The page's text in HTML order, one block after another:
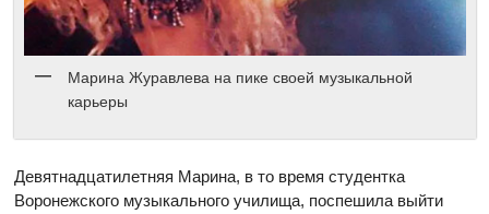
Марина Журавлева на пике своей музыкальной
карьеры
Девятнадцатилетняя Марина, в то время студентка
Воронежского музыкального училища, поспешила выйти